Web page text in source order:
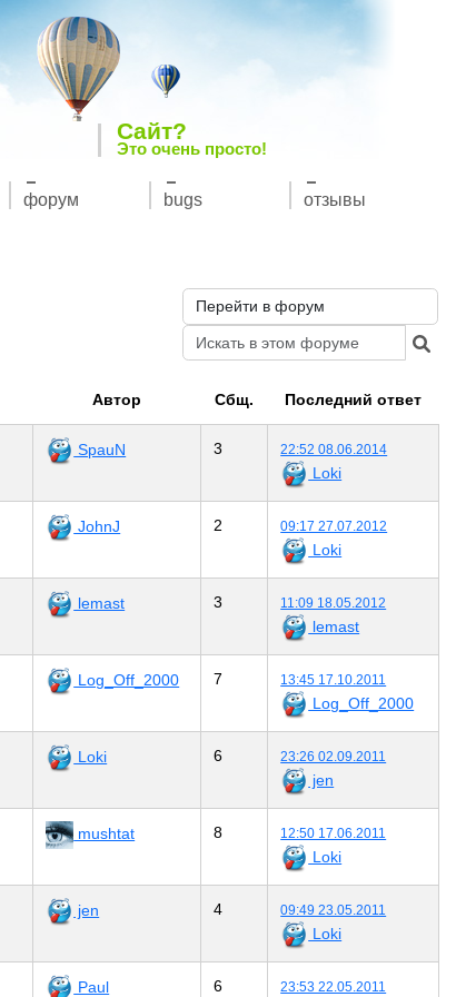
Сайт?
Это очень просто!
форум bugs отзывы
Автор Сбщ. Последний ответ
SpauN 3 22:52 08.06.2014
Loki
JohnJ 2 09:17 27.07.2012
Loki
lemast 3 11:09 18.05.2012
lemast
Log_Off_2000 7 13:45 17.10.2011
Log_Off_2000
Loki 6 23:26 02.09.2011
jen
mushtat 8 12:50 17.06.2011
Loki
jen 4 09:49 23.05.2011
Loki
Paul 6 23:53 22.05.2011